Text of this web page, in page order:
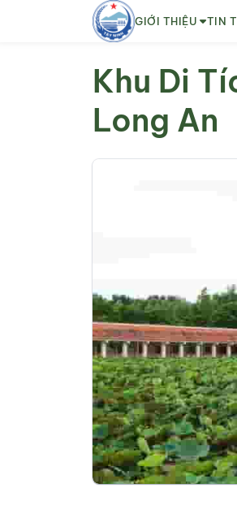
GIỚI THIỆU TIN
Khu Di
Long An